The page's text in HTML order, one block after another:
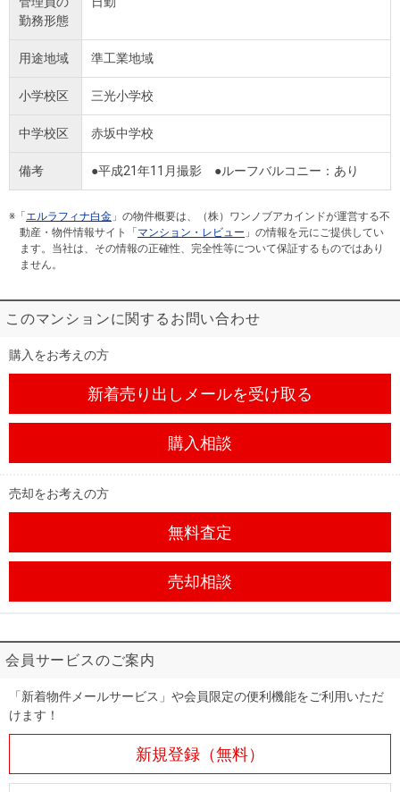
勤務形態
用途地域 準工業地域
小学校区 三光小学校
中学校区 赤坂中学校
備考 ●平成21年11月撮影 ●ルーフバルコニー：あり
※「 エルラフィナ白金 」の物件概要は、（株）ワンノブアカインドが運営する不
動産・物件情報サイト「 マンション・レビュー 」の情報を元にご提供してい
ます。当社は、その情報の正確性、完全性等について保証するものではあり
ません。
このマンションに関するお問い合わせ
購入をお考えの方
新着売り出しメールを受け取る
購入相談
売却をお考えの方
無料査定
売却相談
会員サービスのご案内
「新着物件メールサービス」や会員限定の便利機能をご利用いただ
けます！
新規登録（無料）